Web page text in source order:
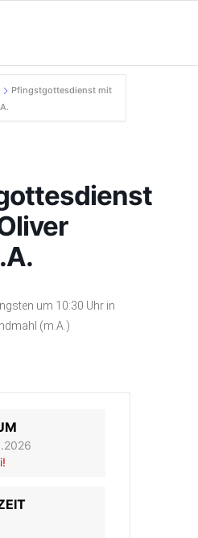
Pfingstgottesdienst mit
um 10:30 Uhr in
(m.A.)